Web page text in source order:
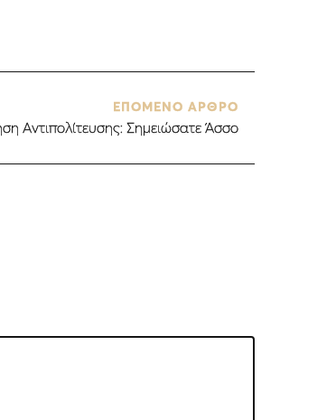
ΕΠΟΜΕΝΟ ΑΡΘΡΟ
Αντιπολίτευσης: Σημειώσατε Άσσο